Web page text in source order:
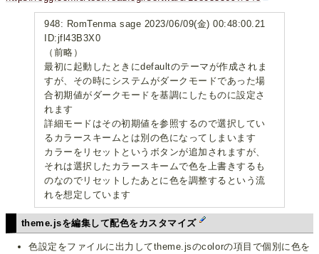
948: RomTenma sage 2023/06/09(金) 00:48:00.21
ID:jfl43B3X0
（前略）
最初に起動したときにdefaultのテーマが作成されま
すが、その時にシステムがダークモードであった場
合初期値がダークモードを基調にしたものに設定さ
れます
詳細モードはその初期値を参照するので選択してい
るカラースキームとは別の色になってしまいます
カラーをリセットというボタンが追加されますが、
それは選択したカラースキームで色を上書きするも
のなのでリセットしたあとに色を調整するという流
れを想定しています
theme.jsを編集して配色をカスタマイズ
色設定をファイルに出力してtheme.jsのcolorの項目で個別に色を